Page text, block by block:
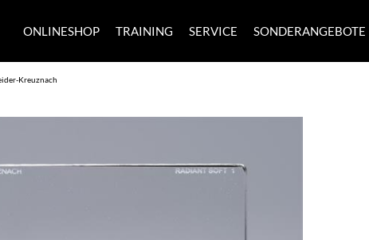
ONLINESHOP TRAINING SERVICE SONDERANGEBOTE
Kreuznach